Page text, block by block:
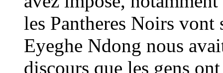
les Pantheres Noirs vont
Eyeghe Ndong nous
discours que les gens